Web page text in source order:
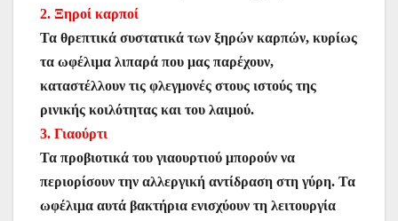
2. Ξηροί καρποί
Τα θρεπτικά συστατικά των ξηρών καρπών, κυρίως
τα ωφέλιμα λιπαρά που μας παρέχουν,
καταστέλλουν τις φλεγμονές στους ιστούς της
ρινικής κοιλότητας και του λαιμού.
3. Γιαούρτι
Τα προβιοτικά του γιαουρτιού μπορούν να
περιορίσουν την αλλεργική αντίδραση στη γύρη. Τα
ωφέλιμα αυτά βακτήρια ενισχύουν τη λειτουργία